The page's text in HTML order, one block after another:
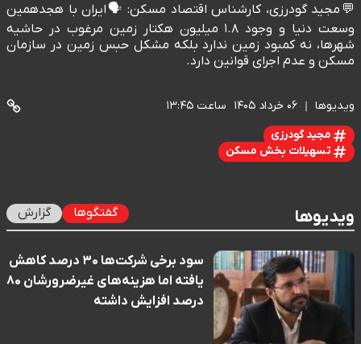
💬مجید گودرزی، کارشناس اقتصاد مسکن: 🗣️ایران با هجدهمین
وسعت دنیا و وجود ۱.۸ میلیون هکتار زمین مرغوب در حاشیه
شهرها، نه کمبود زمین ندارد بلکه مشکل حبس زمین در سازمان
مسکن و عدم اجرای قوانین دارد.
ویدیوها ۰۶ خرداد ۱۴۰۵ ساعت ۱۳:۴۵
مجید گودرزی
تسهیلات بخش مسکن
ویدیوها گفتگوها گزارش
سود برخی شرکت‌ها ۳۰ درصد کاهش
یافته اما هزینه‌های غیرضرورشان ۸۰
درصد افزایش داشته